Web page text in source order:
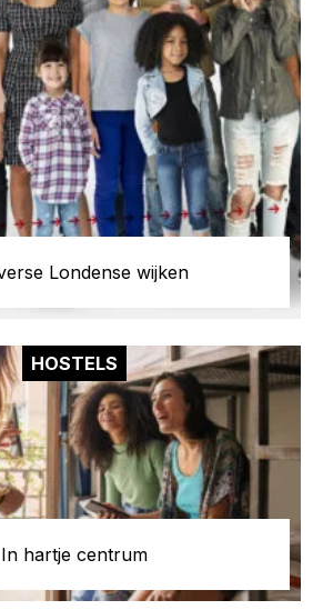
Londense wijken
HOSTELS
In hartje centrum